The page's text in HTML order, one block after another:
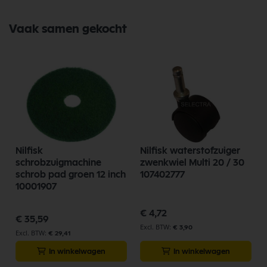
Vaak samen gekocht
Nilfisk
schrobzuigmachine
schrob pad groen 12 inch
10001907
€ 35,59
€ 29,41
In winkelwagen
Nilfisk waterstofzuiger
zwenkwiel Multi 20 / 30
107402777
€ 4,72
€ 3,90
In winkelwagen